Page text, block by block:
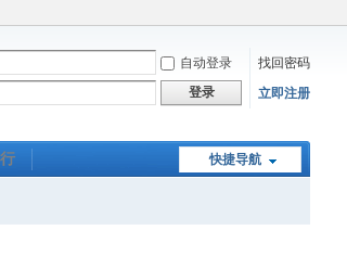
自动登录
找回密码
登录 立即注册
快捷导航